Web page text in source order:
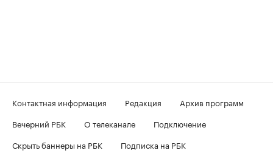
Контактная информация Редакция
Архив программ
Вечерний РБК
О телеканале
Подключение
Скрыть баннеры на РБК
Подписка на РБК